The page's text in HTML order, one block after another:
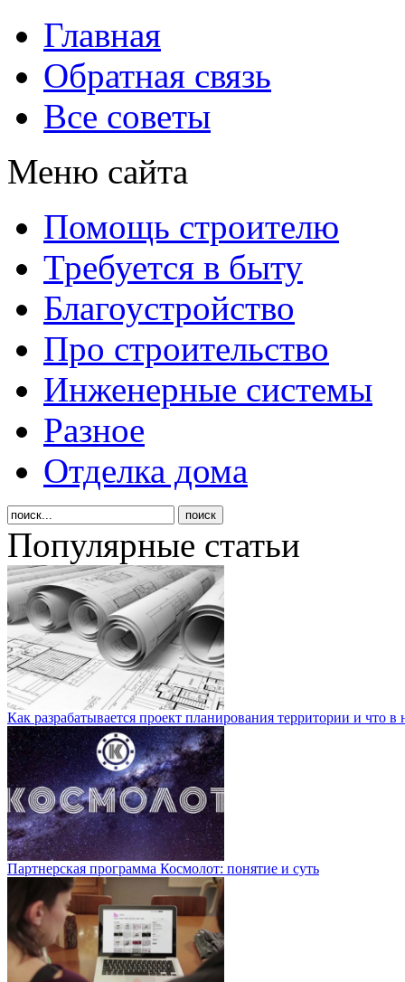
Главная
Обратная связь
Все советы
Меню сайта
Помощь строителю
Требуется в быту
Благоустройство
Про строительство
Инженерные системы
Разное
Отделка дома
Популярные статьи
Как разрабатывается проект планирования территории и что в
Партнерская программа Космолот: понятие и суть